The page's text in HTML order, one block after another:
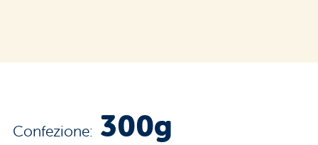
Confezione: 300g